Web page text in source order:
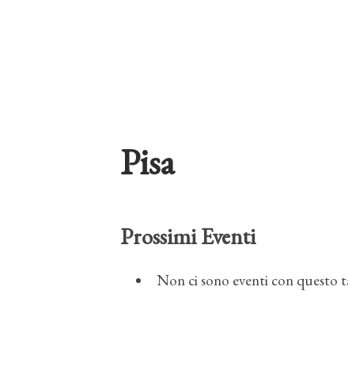
Pisa
Prossimi Eventi
Non ci sono eventi con questo